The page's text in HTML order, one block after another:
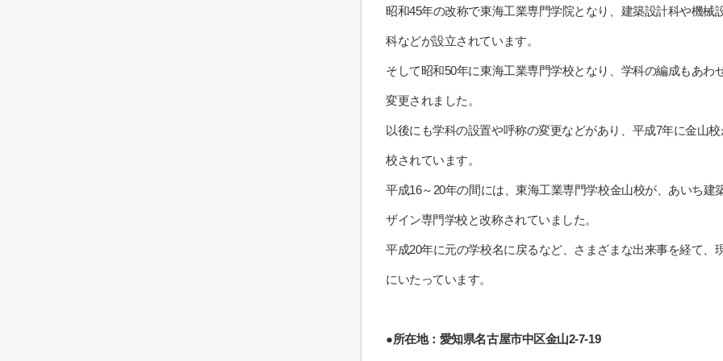
昭和45年の改称で東海工業専門学院となり、建築設計科や機械
科などが設立されています。
そして昭和50年に東海工業専門学校となり、学科の編成もあわ
変更されました。
以後にも学科の設置や呼称の変更などがあり、平成7年に金山校
校されています。
平成16～20年の間には、東海工業専門学校金山校が、あいち建
ザイン専門学校と改称されていました。
平成20年に元の学校名に戻るなど、さまざまな出来事を経て、
にいたっています。
●所在地：愛知県名古屋市中区金山2-7-19